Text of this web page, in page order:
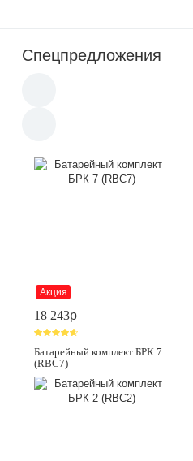
Спецпредложения
Акция
18 243p
Батарейный комплект БРК 7
(RBC7)